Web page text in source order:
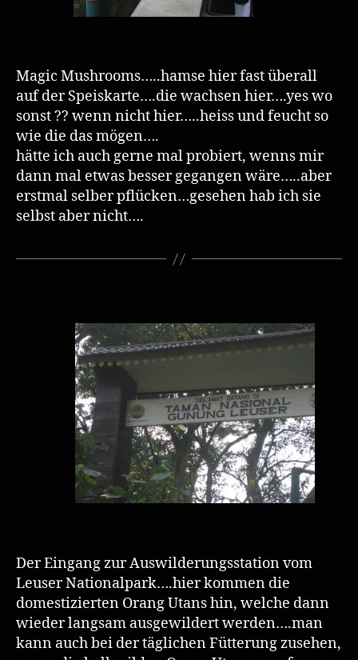
Magic Mushrooms…..hamse hier fast überall
auf der Speiskarte….die wachsen hier….yes wo
sonst ?? wenn nicht hier…..heiss und feucht so
wie die das mögen….
hätte ich auch gerne mal probiert, wenns mir
dann mal etwas besser gegangen wäre…..aber
erstmal selber pflücken…gesehen hab ich sie
selbst aber nicht….
Der Eingang zur Auswilderungsstation vom
Leuser Nationalpark….hier kommen die
domestizierten Orang Utans hin, welche dann
wieder langsam ausgewildert werden….man
kann auch bei der täglichen Fütterung zusehen,